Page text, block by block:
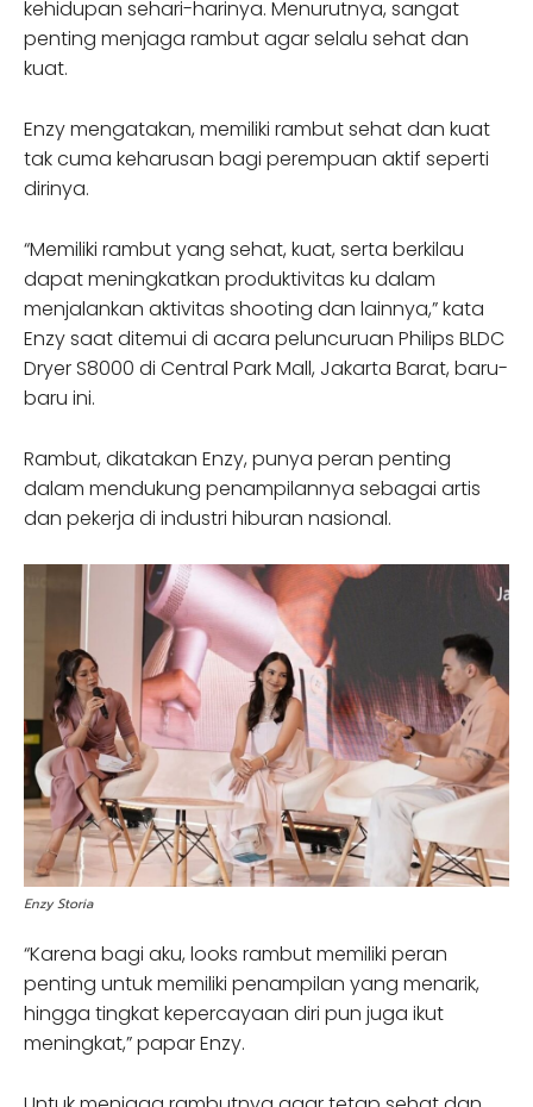
kehidupan sehari-harinya. Menurutnya, sangat
penting menjaga rambut agar selalu sehat dan
kuat.
Enzy mengatakan, memiliki rambut sehat dan kuat
tak cuma keharusan bagi perempuan aktif seperti
dirinya.
“Memiliki rambut yang sehat, kuat, serta berkilau
dapat meningkatkan produktivitas ku dalam
menjalankan aktivitas shooting dan lainnya,” kata
Enzy saat ditemui di acara peluncuruan Philips BLDC
Dryer S8000 di Central Park Mall, Jakarta Barat, baru-
baru ini.
Rambut, dikatakan Enzy, punya peran penting
dalam mendukung penampilannya sebagai artis
dan pekerja di industri hiburan nasional.
Enzy Storia
“Karena bagi aku, looks rambut memiliki peran
penting untuk memiliki penampilan yang menarik,
hingga tingkat kepercayaan diri pun juga ikut
meningkat,” papar Enzy.